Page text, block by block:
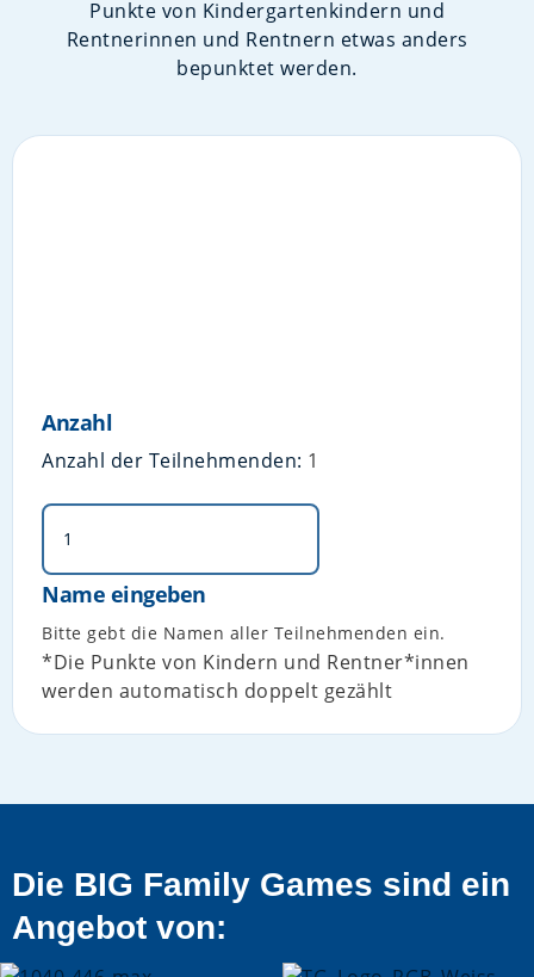
Punkte von Kindergartenkindern und
Rentnerinnen und Rentnern etwas anders
bepunktet werden.
Anzahl
Anzahl der Teilnehmenden: 1
Name eingeben
Bitte gebt die Namen aller Teilnehmenden ein.
*Die Punkte von Kindern und Rentner*innen
werden automatisch doppelt gezählt
Die BIG Family Games sind ein
Angebot von: